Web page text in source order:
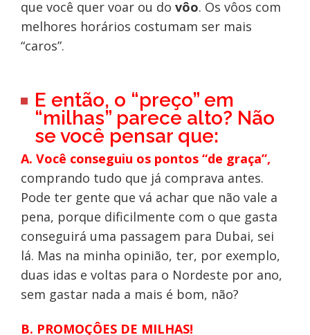
que você quer voar ou do vôo. Os vôos com
melhores horários costumam ser mais
“caros”.
E então, o “preço” em
“milhas” parece alto? Não
se você pensar que:
A. Você conseguiu os pontos “de graça”,
comprando tudo que já comprava antes.
Pode ter gente que vá achar que não vale a
pena, porque dificilmente com o que gasta
conseguirá uma passagem para Dubai, sei
lá. Mas na minha opinião, ter, por exemplo,
duas idas e voltas para o Nordeste por ano,
sem gastar nada a mais é bom, não?
B. PROMOÇÔES DE MILHAS!